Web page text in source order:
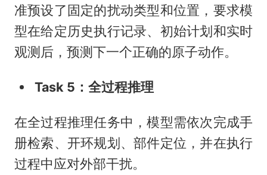
准预设了固定的扰动类型和位置，要求模
型在给定历史执行记录、初始计划和实时
观测后，预测下一个正确的原子动作。
Task 5：全过程推理
在全过程推理任务中，模型需依次完成手
册检索、开环规划、部件定位，并在执行
过程中应对外部干扰。